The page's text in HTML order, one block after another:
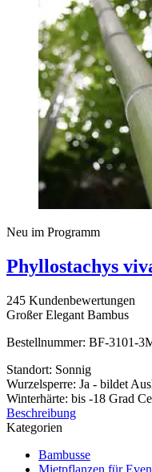
Neu im Programm
Phyllostachys
245 Kundenbewertungen
Großer Elegant Bambus
Bestellnummer: BF-3101-
Standort: Sonnig
Wurzelsperre: Ja - bildet
Winterhärte: bis -18 Grad
Beschreibung
Kategorien
Bambusse
Mietpflanzen für